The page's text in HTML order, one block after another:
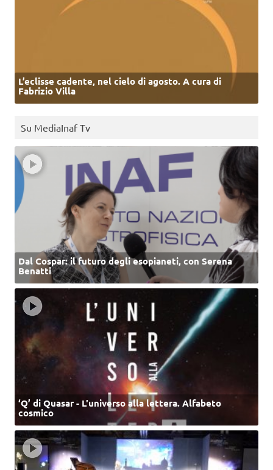
L’eclisse cadente, nel cielo di agosto. A cura di
Fabrizio Villa
Su MediaInaf Tv
Dal Cospar: il futuro degli esopianeti, con Serena
Benatti
‘Q’ di Quasar - L'universo alla lettera. Alfabeto
cosmico